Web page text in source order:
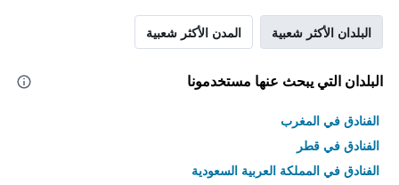
البلدان الأكثر شعبية المدن الأكثر شعبية
البلدان التي يبحث عنها مستخدمونا
الفنادق في المغرب
الفنادق في قطر
الفنادق في المملكة العربية السعودية